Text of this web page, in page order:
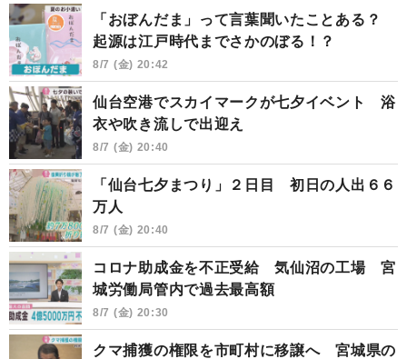
「おぼんだま」って言葉聞いたことある？
起源は江戸時代までさかのぼる！？
8/7 (金) 20:42
仙台空港でスカイマークが七夕イベント 浴
衣や吹き流しで出迎え
8/7 (金) 20:40
「仙台七夕まつり」２日目 初日の人出６６
万人
8/7 (金) 20:40
コロナ助成金を不正受給 気仙沼の工場 宮
城労働局管内で過去最高額
8/7 (金) 20:30
クマ捕獲の権限を市町村に移譲へ 宮城県の